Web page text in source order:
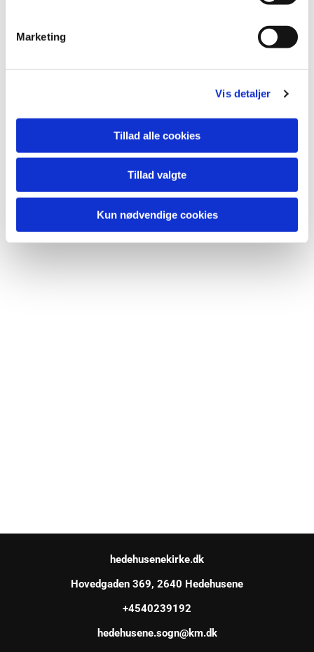
Marketing
Vis detaljer
Tillad alle cookies
Tillad valgte
Kun nødvendige cookies
Du vil måske også kunne lide...
hedehusenekirke.dk
Hovedgaden 369, 2640 Hedehusene
+4540239192
hedehusene.sogn@km.dk